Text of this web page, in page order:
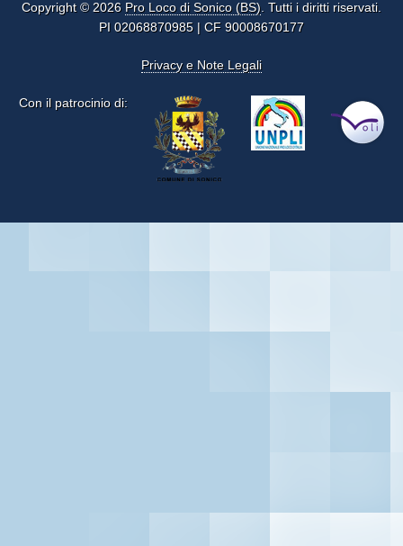
Copyright © 2026 Pro Loco di Sonico (BS). Tutti i diritti riservati.
PI 02068870985 | CF 90008670177
Privacy e Note Legali
Con il patrocinio di: